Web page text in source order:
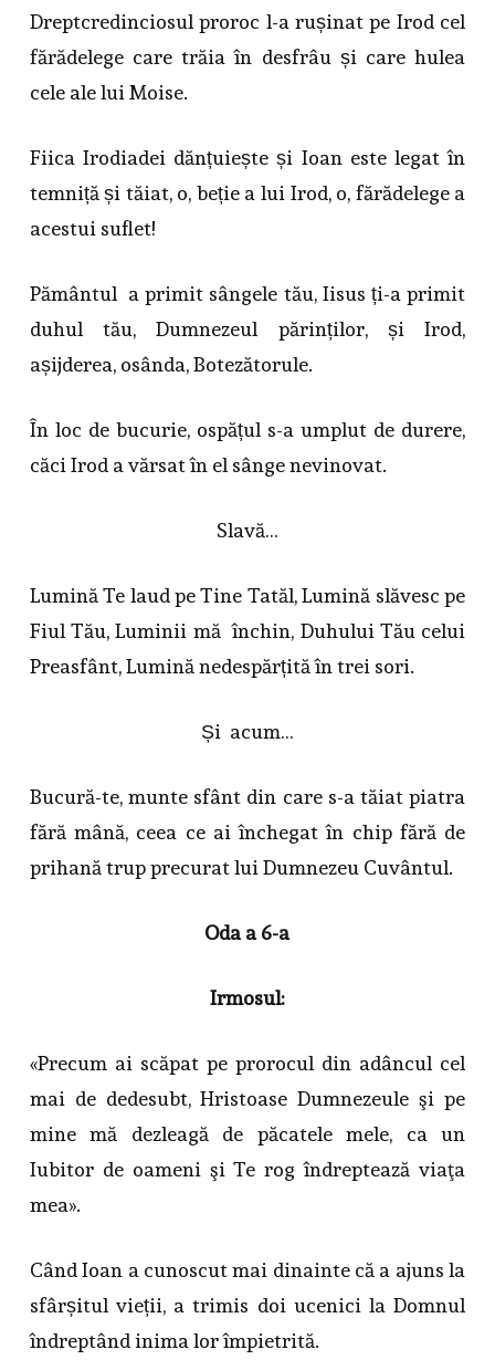
Dreptcredinciosul proroc l-a rușinat pe Irod cel
fărădelege care trăia în desfrâu și care hulea
cele ale lui Moise.
Fiica Irodiadei dănțuiește și Ioan este legat în
temniță și tăiat, o, beție a lui Irod, o, fărădelege a
acestui suflet!
Pământul a primit sângele tău, Iisus ți-a primit
duhul tău, Dumnezeul părinților, și Irod,
așijderea, osânda, Botezătorule.
În loc de bucurie, ospățul s-a umplut de durere,
căci Irod a vărsat în el sânge nevinovat.
Slavă…
Lumină Te laud pe Tine Tatăl, Lumină slăvesc pe
Fiul Tău, Luminii mă închin, Duhului Tău celui
Preasfânt, Lumină nedespărțită în trei sori.
Și acum…
Bucură-te, munte sfânt din care s-a tăiat piatra
fără mână, ceea ce ai închegat în chip fără de
prihană trup precurat lui Dumnezeu Cuvântul.
Oda a 6-a
Irmosul:
«Precum ai scăpat pe pro­rocul din adâncul cel
mai de dedesubt, Hristoase Dumnezeule şi pe
mine mă dezleagă de păcatele mele, ca un
Iubitor de oameni şi Te rog îndreptează viaţa
mea».
Când Ioan a cunoscut mai dinainte că a ajuns la
sfârșitul vieții, a trimis doi ucenici la Domnul
îndreptând inima lor împietrită.